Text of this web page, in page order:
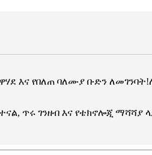
እና የበለጠ ባለሙያ ቡድን
ጥሩ ገንዘብ እና የቴክኖሎጂ